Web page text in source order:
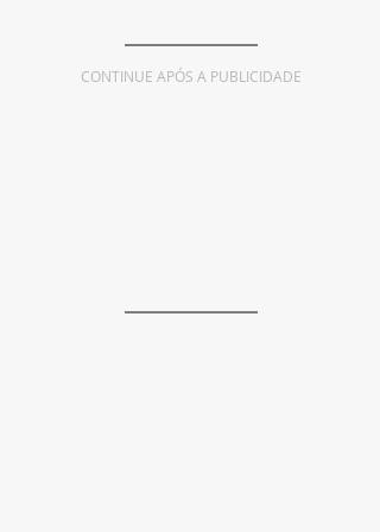
CONTINUE APÓS A PUBLICIDADE